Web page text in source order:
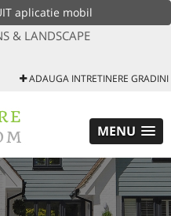
aplicatie mobil
& LANDSCAPE
ADAUGA INTRETINERE GRADINI
MENU